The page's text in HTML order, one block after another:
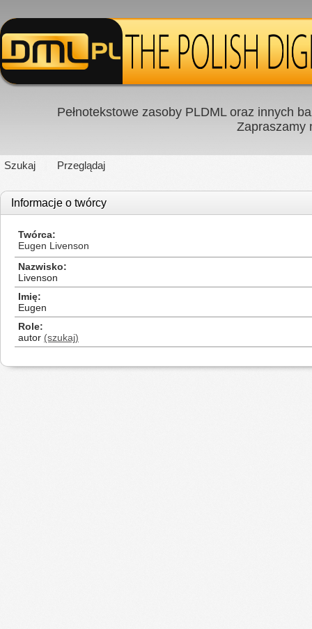
Pełnotekstowe zasoby PLDML oraz innych
Zapraszamy
Szukaj Przeglądaj
Informacje o twórcy
Twórca
Eugen Livenson
Nazwisko
Livenson
Imię
Eugen
Role
autor (szukaj)